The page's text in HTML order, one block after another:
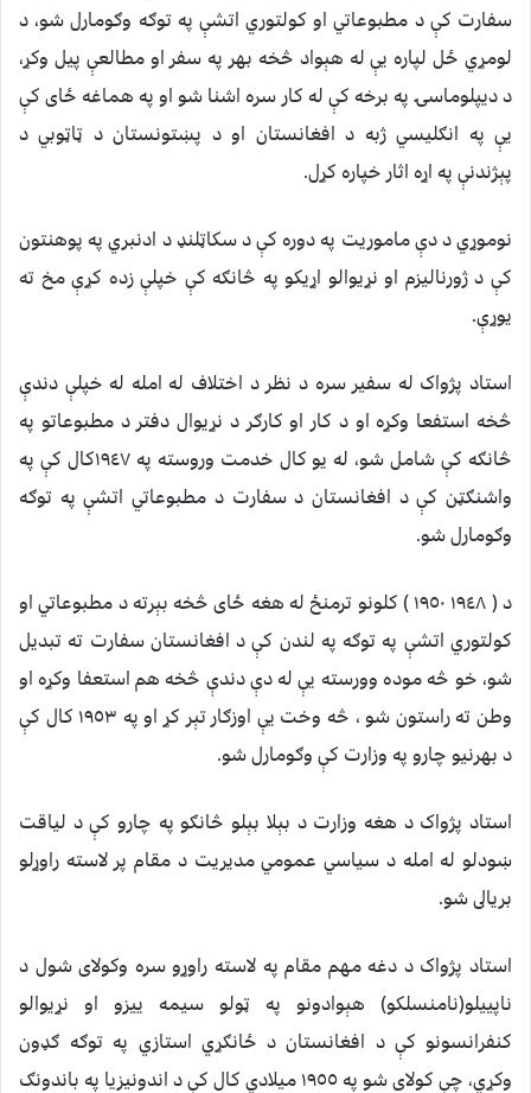
سفارت کې د مطبوعاتي او کولتوري اتشې په توګه وګومارل شو، د
لومړي ځل لپاره يې له هېواد څخه بهر په سفر او مطالعې پيل وکړ،
د ديپلوماسۍ په برخه کې له کار سره اشنا شو او په هماغه ځاى کې
يې په انګليسي ژبه د افغانستان او د پښتونستان د ټاټوبي د
پېژندنې په اړه اثار خپاره کړل.
نوموړي د دې ماموريت په دوره کې د سکاټلنډ د ادنبري په پوهنتون
کې د ژورناليزم او نړيوالو اړيکو په څانګه کې خپلې زده کړې مخ ته
يوړې.
استاد پژواک له سفير سره د نظر د اختلاف له امله له خپلې دندې
څخه استفعا وکړه او د کار او کارګر د نړيوال دفتر د مطبوعاتو په
څانګه کې شامل شو، له يو کال خدمت وروسته په ١٩٤٧کال کې په
واشنګټن کې د افغانستان د سفارت د مطبوعاتي اتشې په توګه
وګومارل شو.
د ( ١٩٤٨ ١٩٥٠ ) کلونو ترمنځ له هغه ځاى څخه بېرته د مطبوعاتي او
کولتوري اتشې په توګه په لندن کې د افغانستان سفارت ته تبديل
شو، خو څه موده وورسته يې له دې دندې څخه هم استعفا وکړه او
وطن ته راستون شو ، څه وخت يې اوزګار تېر کړ او په ١٩٥٣ کال کې
د بهرنيو چارو په وزارت کې وګومارل شو.
استاد پژواک د هغه وزارت د بېلا بېلو څانګو په چارو کې د لياقت
ښودلو له امله د سياسي عمومي مديريت د مقام پر لاسته راوړلو
بريالى شو.
استاد پژواک د دغه مهم مقام په لاسته راوړو سره وکولاى شول د
ناپييلو(نامنسلکو) هېوادونو په ټولو سيمه ييزو او نړيوالو
کنفرانسونو کې د افغانستان د ځانګړي استازي په توګه ګډون
وکړي، چې کولاى شو په ١٩٥٥ ميلادي کال کې د اندونيزيا په باندونګ